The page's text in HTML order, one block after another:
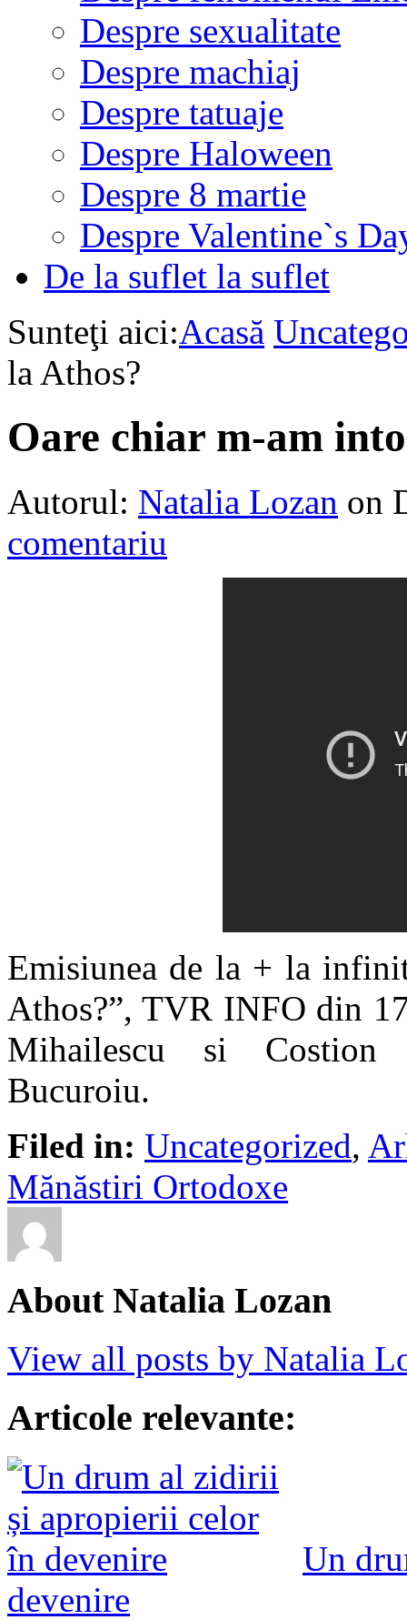
Despre sexualitate
Despre machiaj
Despre tatuaje
Despre Haloween
Despre 8 martie
Despre Valentine`s
De la suflet la suflet
Sunteţi aici:Acasă
la Athos?
Oare chiar m-am
Autorul: Natalia Lozan on
comentariu
Emisiunea de la + la
Athos?”, TVR INFO din
Mihailescu si Costion
Bucuroiu.
Filed in: Uncategorized,
Mănăstiri Ortodoxe
About Natalia Lozan
View all posts by Natalia
Articole relevante:
Un
devenire